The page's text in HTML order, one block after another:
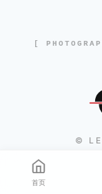
[
©
首页